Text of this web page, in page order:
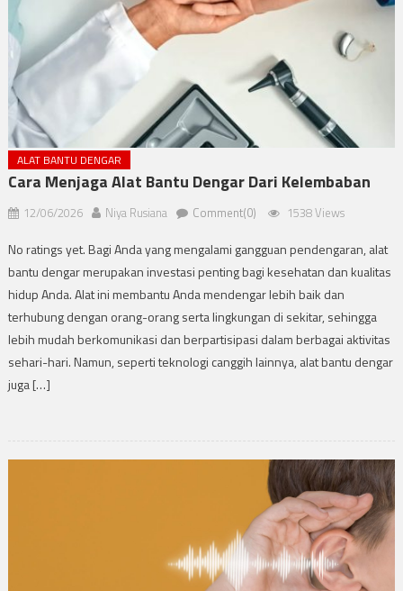
ALAT BANTU DENGAR
Cara Menjaga Alat Bantu Dengar Dari Kelembaban
12/06/2026 Niya Rusiana Comment(0) 1538 Views
No ratings yet. Bagi Anda yang mengalami gangguan pendengaran, alat
bantu dengar merupakan investasi penting bagi kesehatan dan kualitas
hidup Anda. Alat ini membantu Anda mendengar lebih baik dan
terhubung dengan orang-orang serta lingkungan di sekitar, sehingga
lebih mudah berkomunikasi dan berpartisipasi dalam berbagai aktivitas
sehari-hari. Namun, seperti teknologi canggih lainnya, alat bantu dengar
juga […]